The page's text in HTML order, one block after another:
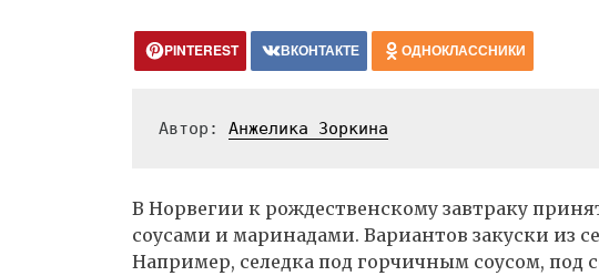
PINTEREST ВКОНТАКТЕ ОДНОКЛАССНИКИ
Автор: Анжелика Зоркина
В Норвегии к рождественскому завтраку
соусами и маринадами. Вариантов закуски из
Например, селедка под горчичным соусом, под